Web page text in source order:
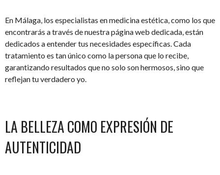
En Málaga, los especialistas en medicina estética, como los que
encontrarás a través de nuestra página web dedicada, están
dedicados a entender tus necesidades específicas. Cada
tratamiento es tan único como la persona que lo recibe,
garantizando resultados que no solo son hermosos, sino que
reflejan tu verdadero yo.
LA BELLEZA COMO EXPRESIÓN DE
AUTENTICIDAD